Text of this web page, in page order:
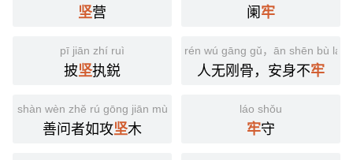
坚营 阑牢
pī jiān zhí ruì
披坚执鋭
rén wú gāng gǔ，ān shēn bù láo
人无刚骨，安身不牢
shàn wèn zhě rú gōng jiān mù
善问者如攻坚木
láo shǒu
牢守